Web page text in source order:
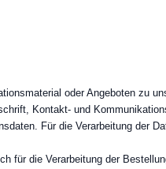
oder Angeboten zu
Kontakt- und
Für die Verarbeitung der
für die Verarbeitung der